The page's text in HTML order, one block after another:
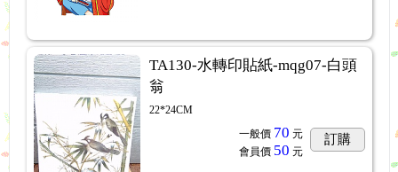
TA130-水轉印貼紙-mqg07-白頭
翁
22*24CM
一般價 70 元
會員價 50 元
訂購